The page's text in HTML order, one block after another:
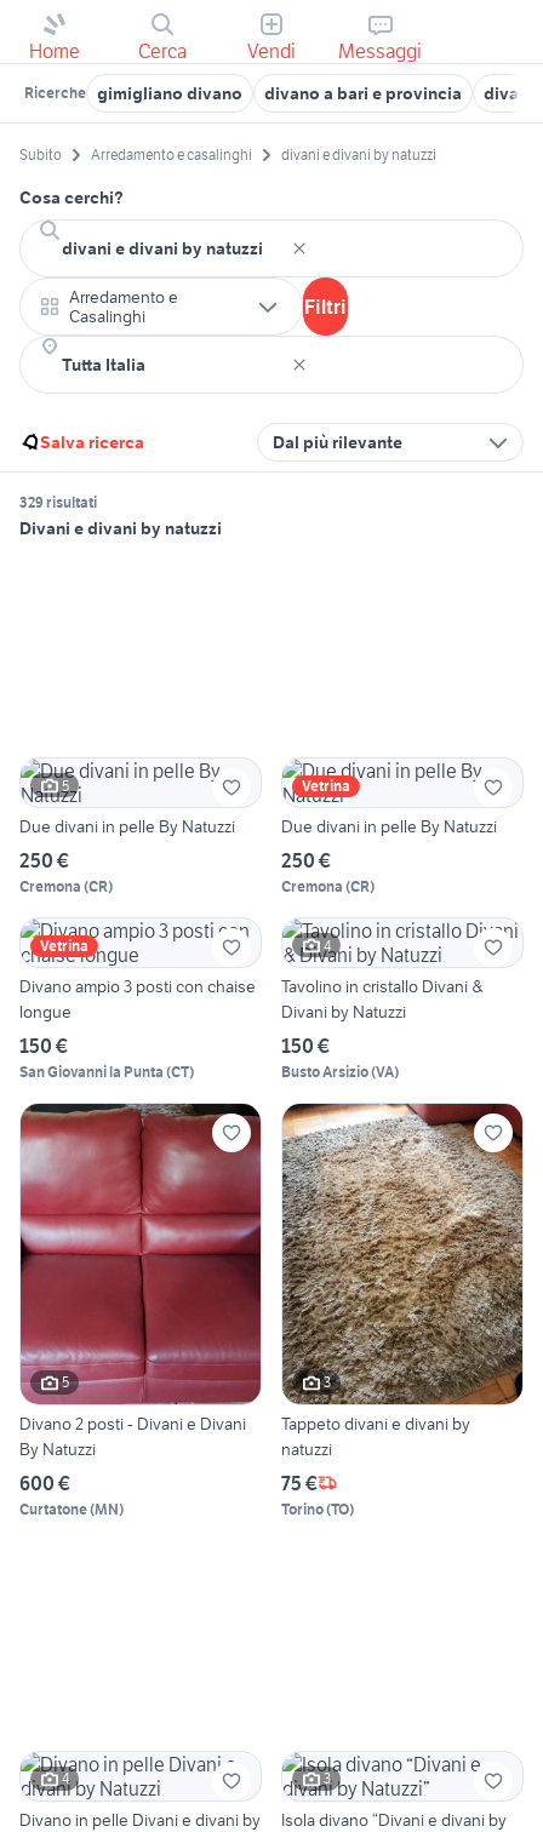
Home Cerca Vendi Messaggi
Ricerche gimigliano divano divano a bari e provincia divani
Subito Arredamento e casalinghi divani e divani by natuzzi
Cosa cerchi?
Arredamento e
Casalinghi
Filtri
Salva ricerca Dal più rilevante
329 risultati
Divani e divani by natuzzi
5
Due divani in pelle By Natuzzi
250 €
Cremona (CR)
Vetrina
Due divani in pelle By Natuzzi
250 €
Cremona (CR)
Vetrina
Divano ampio 3 posti con chaise
longue
150 €
San Giovanni la Punta (CT)
4
Tavolino in cristallo Divani &
Divani by Natuzzi
150 €
Busto Arsizio(VA)
5
Divano 2 posti - Divani e Divani
By Natuzzi
600 €
Curtatone(MN)
3
Tappeto divani e divani by
natuzzi
75 €
Torino(TO)
4
Divano in pelle Divani e divani by
3
Isola divano “Divani e divani by